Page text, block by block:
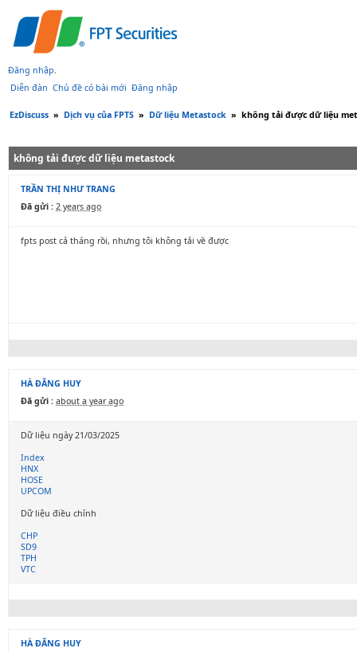
Đăng nhập.
Diễn đàn Chủ đề có bài mới Đăng nhập
EzDiscuss » Dịch vụ của FPTS » Dữ liệu Metastock » không tải được dữ liệu
không tải được dữ liệu metastock
TRẦN THỊ NHƯ TRANG
Đã gửi : 2 years ago
fpts post cả tháng rồi, nhưng tôi không tải về được
HÀ ĐĂNG HUY
Đã gửi : about a year ago
Dữ liệu ngày 21/03/2025
Index
HNX
HOSE
UPCOM
Dữ liệu điều chỉnh
CHP
SD9
TPH
VTC
HÀ ĐĂNG HUY